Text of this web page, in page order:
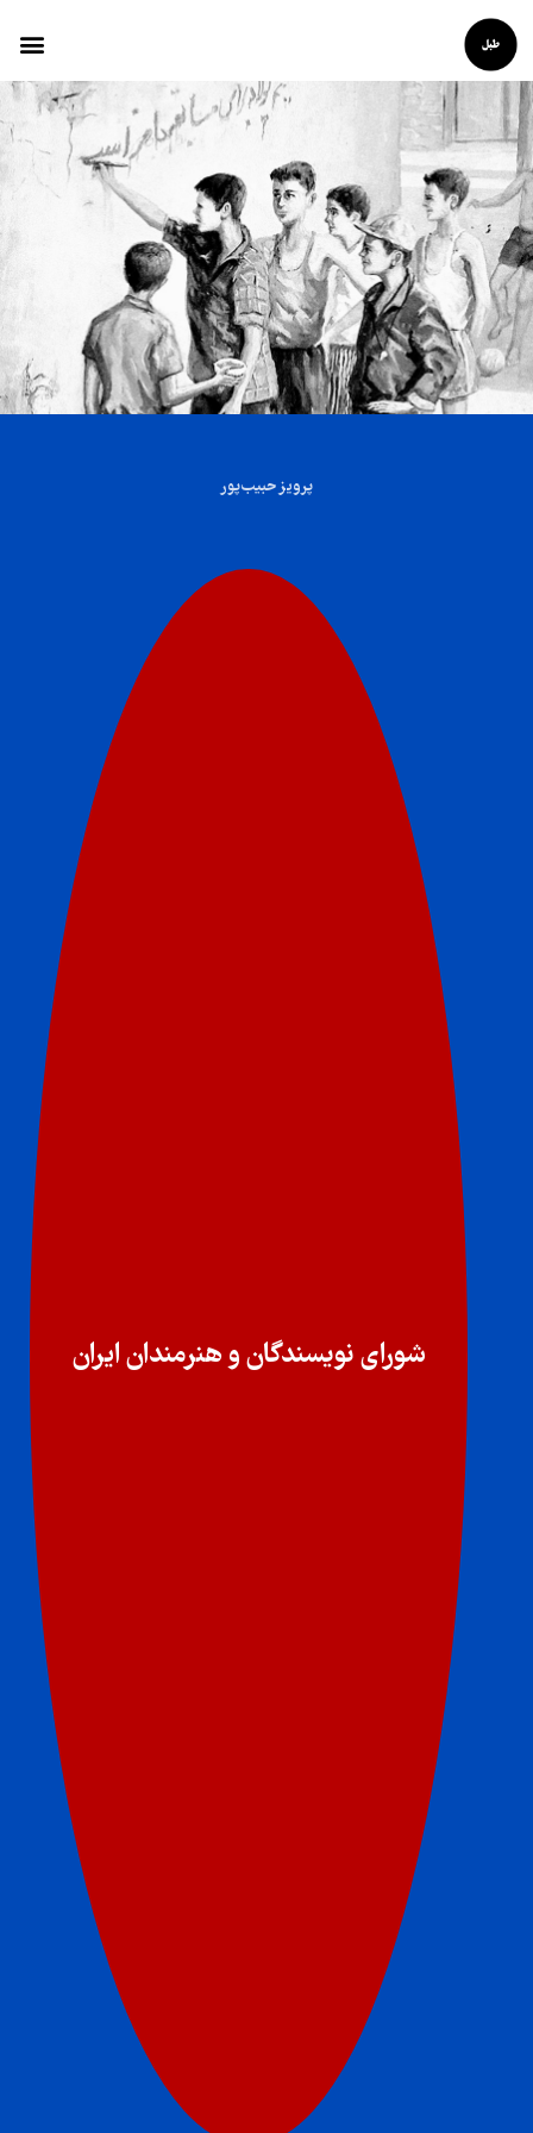
پرویز حبیب‌پور
شورای نویسندگان و هنرمندان ایران